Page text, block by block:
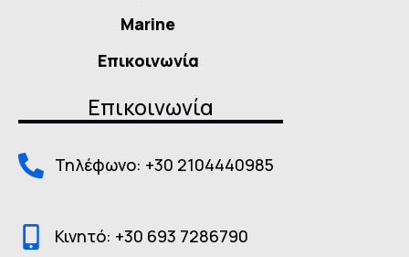
Marine
Επικοινωνία
Επικοινωνία
Τηλέφωνο: +30 2104440985
Κινητό: +30 693 7286790